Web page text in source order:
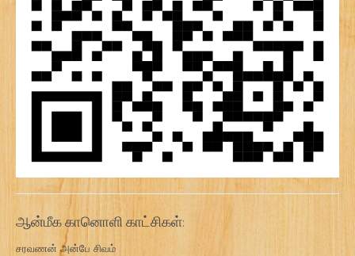
ஆன்மீக கானொளி காட்சிகள்:
சரவணன் அன்பே சிவம்